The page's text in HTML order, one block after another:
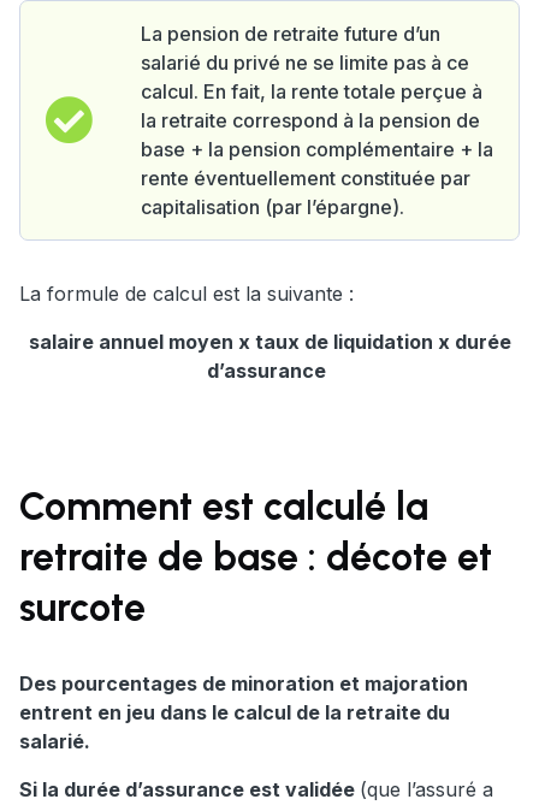
La pension de retraite future d’un
salarié du privé ne se limite pas à ce
calcul. En fait, la rente totale perçue à
la retraite correspond à la pension de
base + la pension complémentaire + la
rente éventuellement constituée par
capitalisation (par l’épargne).
La formule de calcul est la suivante :
salaire annuel moyen x taux de liquidation x durée
d’assurance
Comment est calculé la
retraite de base : décote et
surcote
Des pourcentages de minoration et majoration
entrent en jeu dans le calcul de la retraite du
salarié.
Si la durée d’assurance est validée (que l’assuré a